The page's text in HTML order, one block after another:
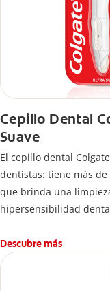
Cepillo Dental
Suave
El cepillo dental
dentistas: tiene más
que brinda una
hipersensibilidad
Descubre más